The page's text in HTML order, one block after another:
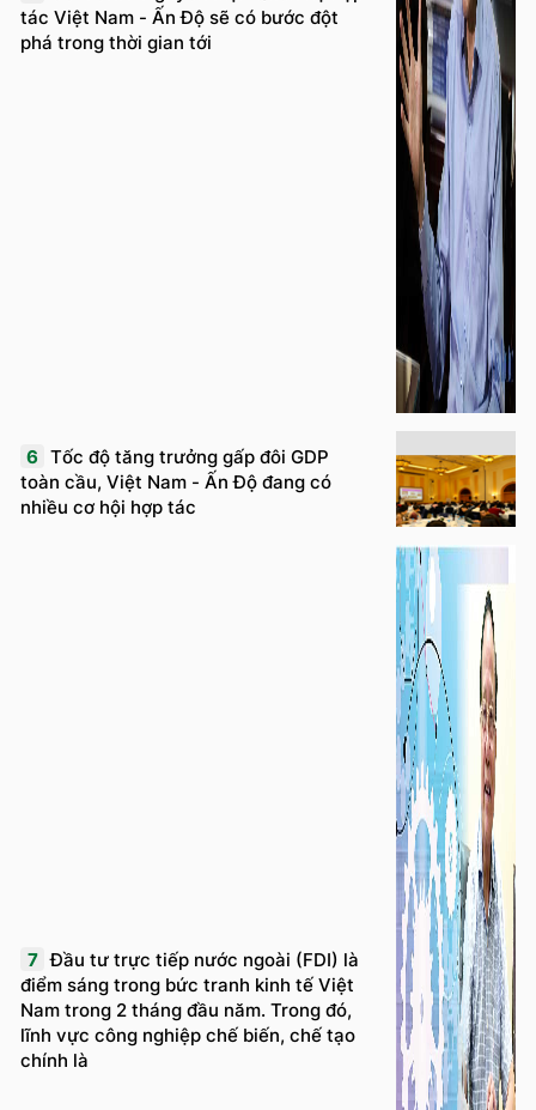
tác Việt Nam - Ấn Độ sẽ có bước đột
phá trong thời gian tới
6 Tốc độ tăng trưởng gấp đôi GDP
toàn cầu, Việt Nam - Ấn Độ đang có
nhiều cơ hội hợp tác
7 Đầu tư trực tiếp nước ngoài (FDI) là
điểm sáng trong bức tranh kinh tế Việt
Nam trong 2 tháng đầu năm. Trong đó,
lĩnh vực công nghiệp chế biến, chế tạo
chính là